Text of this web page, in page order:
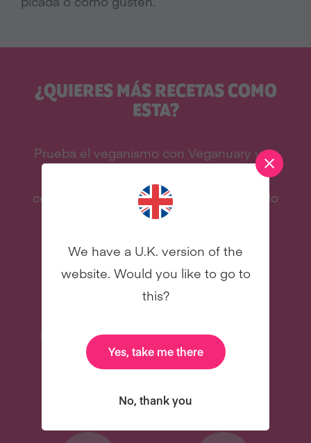
¿QUIERES MÁS RECETAS COMO
ESTA?
Prueba el veganismo con Veganuary y te
enviaremos nuestro libro de cocina de
celebridades, recetas y mucho más, ¡todo
gratis!
Recetas deliciosas
Libro de cocina
digital de
celebridades
We have a U.K. version of the
website. Would you like to go to
this?
Yes, take me there
No, thank you